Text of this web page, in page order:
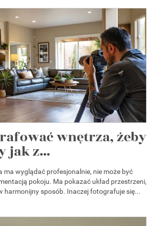
wnętrza, żeby
jak z...
ma wyglądać profesjonalnie, nie może być
pokoju. Ma pokazać układ przestrzeni,
harmonijny sposób. Inaczej fotografuje się...